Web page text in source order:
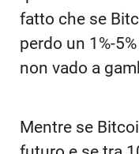
fatto che se
perdo un 1%-
non vado a
Mentre se